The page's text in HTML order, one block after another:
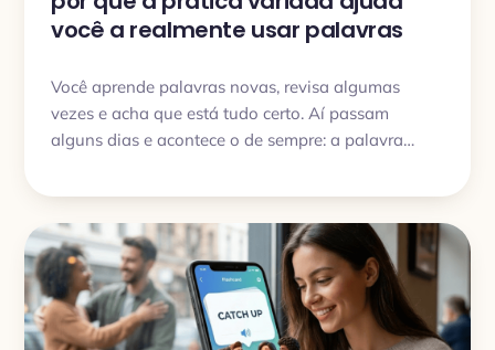
você a realmente usar palavras
Você aprende palavras novas, revisa algumas
vezes e acha que está tudo certo. Aí passam
alguns dias e acontece o de sempre: a palavra
H sua cabeça trava. É exatamente por isso que a
curva do esquecimento de Ebbinghaus ainda
importa para quem está aprendendo um idioma.